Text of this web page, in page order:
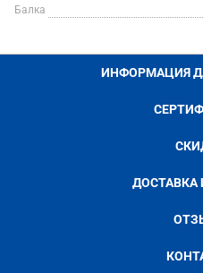
Балка
ИНФОРМАЦИЯ